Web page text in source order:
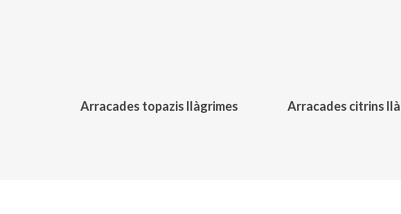
Arracades topazis llàgrimes Arracades citrins